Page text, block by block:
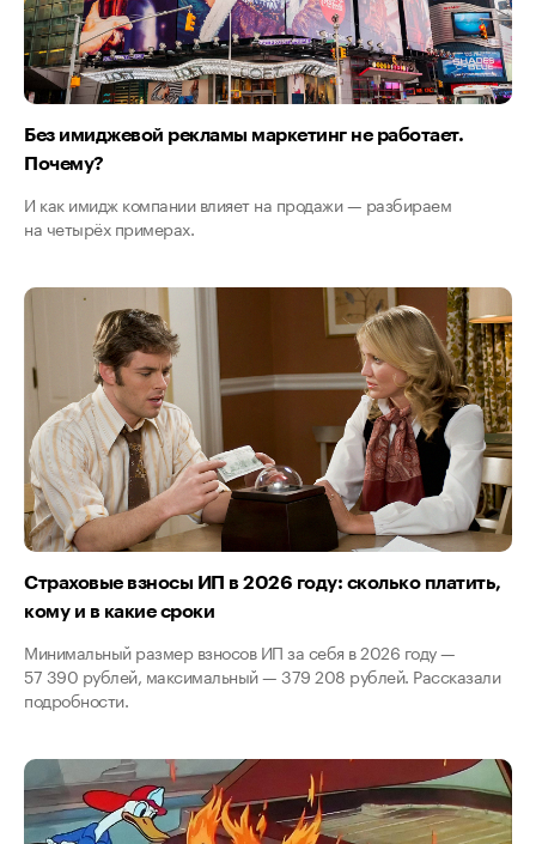
Без имиджевой рекламы маркетинг не работает.
Почему?
И как имидж компании влияет на продажи — разбираем
на четырёх примерах.
Страховые взносы ИП в 2026 году: сколько платить,
кому и в какие сроки
Минимальный размер взносов ИП за себя в 2026 году —
57 390 рублей, максимальный — 379 208 рублей. Рассказали
подробности.